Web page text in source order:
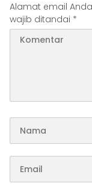
Alamat email
wajib ditandai *